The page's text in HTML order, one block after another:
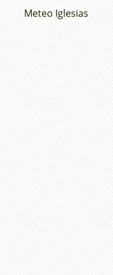
Meteo Iglesias